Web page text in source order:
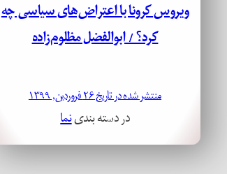
ویروس کرونا با اعتراض‌های سیاسی چه
کرد؟ / ابوالفضل مظلوم‌زاده
منتشر شده در تاریخ ۲۶ فروردین, ۱۳۹۹
در دسته بندینما